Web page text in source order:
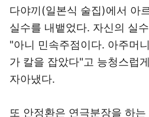
다야끼(일본식 술집)에서 아
실수를 내뱉었다. 자신의 실
"아니 민속주점이다. 아주머
가 칼을 잡았다"고 능청스럽
자아냈다.
또 안정환은 연극분장을 하